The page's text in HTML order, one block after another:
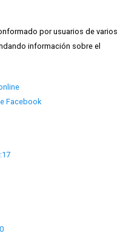
por usuarios de varios
información sobre el
Facebook